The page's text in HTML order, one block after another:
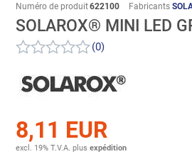
Numéro de produit622100 Fabricants
SOLAROX® MINI LED
(0)
8,11 EUR
excl. 19% T.V.A. plus expédition